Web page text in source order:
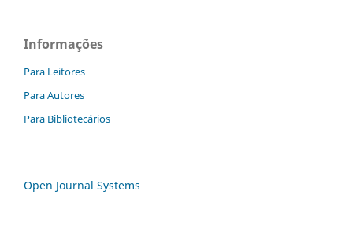
Informações
Para Leitores
Para Autores
Para Bibliotecários
Open Journal Systems